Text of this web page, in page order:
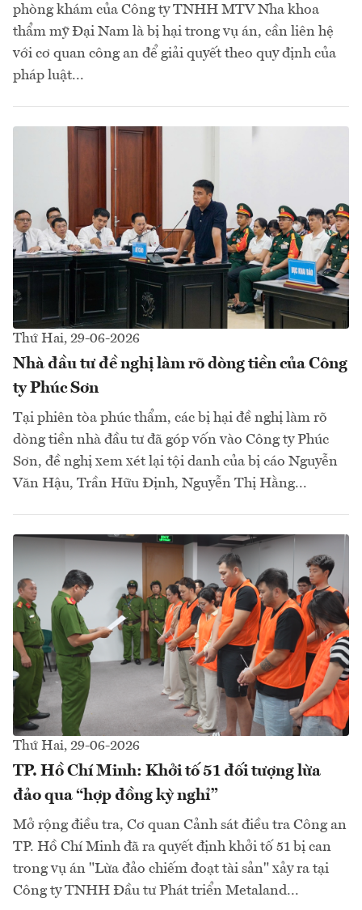
phòng khám của Công ty TNHH MTV Nha khoa
thẩm mỹ Đại Nam là bị hại trong vụ án, cần liên hệ
với cơ quan công an để giải quyết theo quy định của
pháp luật...
Thứ Hai, 29-06-2026
Nhà đầu tư đề nghị làm rõ dòng tiền của Công
ty Phúc Sơn
Tại phiên tòa phúc thẩm, các bị hại đề nghị làm rõ
dòng tiền nhà đầu tư đã góp vốn vào Công ty Phúc
Sơn, đề nghị xem xét lại tội danh của bị cáo Nguyễn
Văn Hậu, Trần Hữu Định, Nguyễn Thị Hằng...
Thứ Hai, 29-06-2026
TP. Hồ Chí Minh: Khởi tố 51 đối tượng lừa
đảo qua “hợp đồng kỳ nghỉ”
Mở rộng điều tra, Cơ quan Cảnh sát điều tra Công an
TP. Hồ Chí Minh đã ra quyết định khởi tố 51 bị can
trong vụ án "Lừa đảo chiếm đoạt tài sản" xảy ra tại
Công ty TNHH Đầu tư Phát triển Metaland...